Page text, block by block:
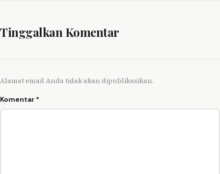
Tinggalkan Komentar
Alamat email Anda tidak akan dipublikasikan.
Komentar *